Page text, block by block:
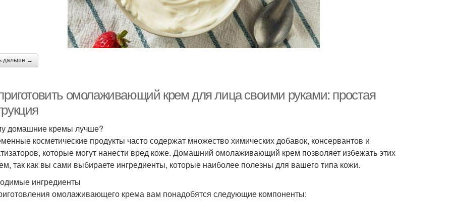
дальше →
омолаживающий крем для лица своими руками: простая
домашние кремы лучше?
косметические продукты часто содержат множество химических добавок, консервантов и
которые могут нанести вред коже. Домашний омолаживающий крем позволяет избежать этих
так как вы сами выбираете ингредиенты, которые наиболее полезны для вашего типа кожи.
ингредиенты
омолаживающего крема вам понадобятся следующие компоненты: